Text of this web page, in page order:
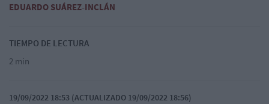
EDUARDO SUÁREZ-INCLÁN
TIEMPO DE LECTURA
2 min
19/09/2022 18:53 (ACTUALIZADO 19/09/2022 18:56)